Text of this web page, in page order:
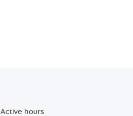
Active hours